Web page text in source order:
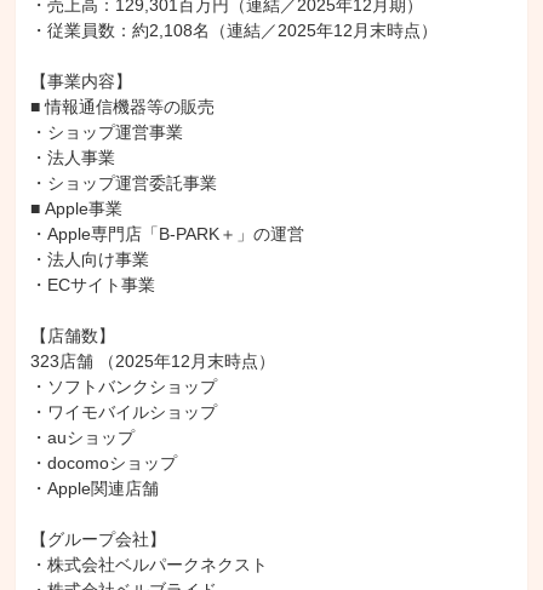
・売上高：129,301百万円（連結／2025年12月期）
・従業員数：約2,108名（連結／2025年12月末時点）
【事業内容】
■ 情報通信機器等の販売
・ショップ運営事業
・法人事業
・ショップ運営委託事業
■ Apple事業
・Apple専門店「B-PARK＋」の運営
・法人向け事業
・ECサイト事業
【店舗数】
323店舗 （2025年12月末時点）
・ソフトバンクショップ
・ワイモバイルショップ
・auショップ
・docomoショップ
・Apple関連店舗
【グループ会社】
・株式会社ベルパークネクスト